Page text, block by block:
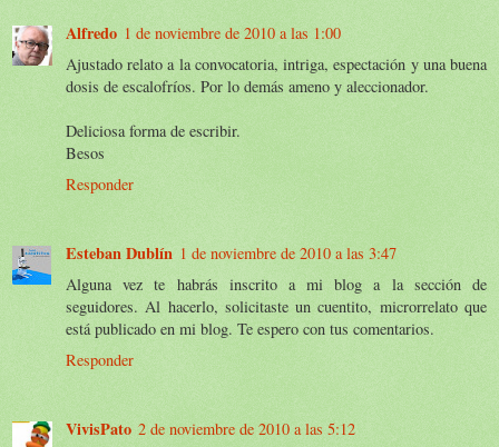
Alfredo 1 de noviembre de 2010 a las 1:00
Ajustado relato a la convocatoria, intriga, espectación y una buena
dosis de escalofríos. Por lo demás ameno y aleccionador.
Deliciosa forma de escribir.
Besos
Responder
Esteban Dublín 1 de noviembre de 2010 a las 3:47
Alguna vez te habrás inscrito a mi blog a la sección de
seguidores. Al hacerlo, solicitaste un cuentito, microrrelato que
está publicado en mi blog. Te espero con tus comentarios.
Responder
VivisPato 2 de noviembre de 2010 a las 5:12